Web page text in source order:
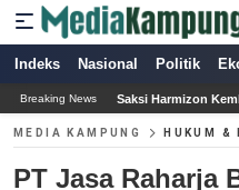
Indeks Nasional Politik
Breaking News
Kembali Tak Hadir, Ahli
MEDIA KAMPUNG HUKUM &
PT Jasa Raharja